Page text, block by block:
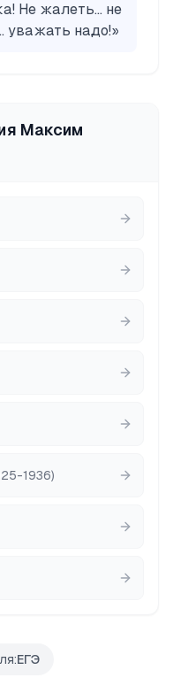
Не жалеть... не
уважать надо!»
Максим
1936)
ЕГЭ